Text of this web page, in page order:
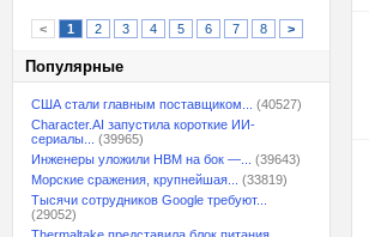
< 1 2 3 4 5 6 7 8 >
Популярные
США стали главным поставщиком...
(40527)
Character.AI запустила короткие ИИ-
сериалы...
(39965)
Инженеры уложили HBM на бок —...
(39643)
Морские сражения, крупнейшая...
(33819)
Тысячи сотрудников Google требуют...
(29052)